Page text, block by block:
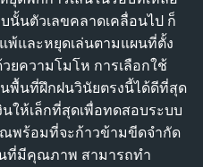
นั้นตัวเลขคลาดเคลื่อนไป ก็
พ้และหยุดเล่นตามแผนที่ตั้ง
ยความโมโห การเลือกใช้
นพื้นที่ฝึกฝนวินัยตรงนี้ได้ดีที่สุด
ให้เล็กที่สุดเพื่อทดสอบระบบ
พร้อมที่จะก้าวข้ามขีดจำกัด
นที่มีคุณภาพ สามารถทำ